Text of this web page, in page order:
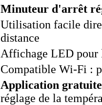
Minuteur d'arrêt
Utilisation facile
distance
Affichage LED pour
Compatible Wi-Fi :
Application
réglage de la